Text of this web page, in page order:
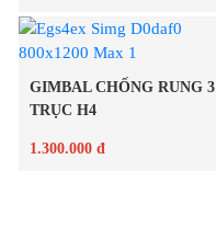
Chi tiết
GIMBAL CHỐNG RUNG 3
TRỤC H4
1.300.000 đ